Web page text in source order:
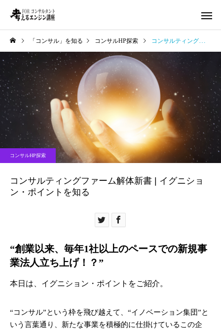
「コンサル」を知る コンサルHP探索 コンサルティングファーム解体新書 | イグニション・ポイントを知る
コンサルHP探索
コンサルティングファーム解体新書 | イグニショ
ン・ポイントを知る
“創業以来、毎年1社以上のペースでの新規事
業法人立ち上げ！？”
本日は、イグニション・ポイントをご紹介。
“コンサル”という枠を飛び越えて、“イノベーション集団”と
いう言葉通り、新たな事業を積極的に仕掛けているこの企